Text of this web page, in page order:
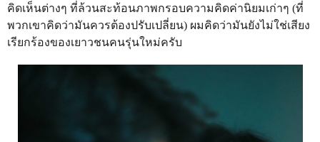
คิดเห็นต่างๆ ที่ล้วนสะท้อนภาพกรอบความคิดค่านิยมเก่าๆ (ที่
พวกเขาคิดว่ามันควรต้องปรับเปลี่ยน) ผมคิดว่ามันยังไม่ใช่เสียง
เรียกร้องของเยาวชนคนรุ่นใหม่ครับ